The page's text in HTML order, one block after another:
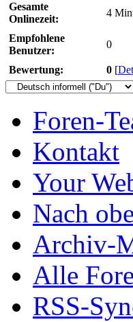
Gesamte
Onlinezeit:
4
Empfohlene
Benutzer:
0
Bewertung: 0 [
Foren-
Kontakt
Your
Nach
Archiv-
Alle
RSS-